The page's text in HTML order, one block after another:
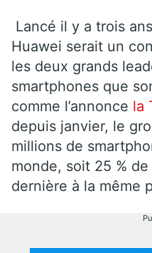
Lancé il y a trois
Huawei serait un
les deux grands
smartphones que
comme l’annonce la
depuis janvier, le
millions de
monde, soit 25 % de
dernière à la même